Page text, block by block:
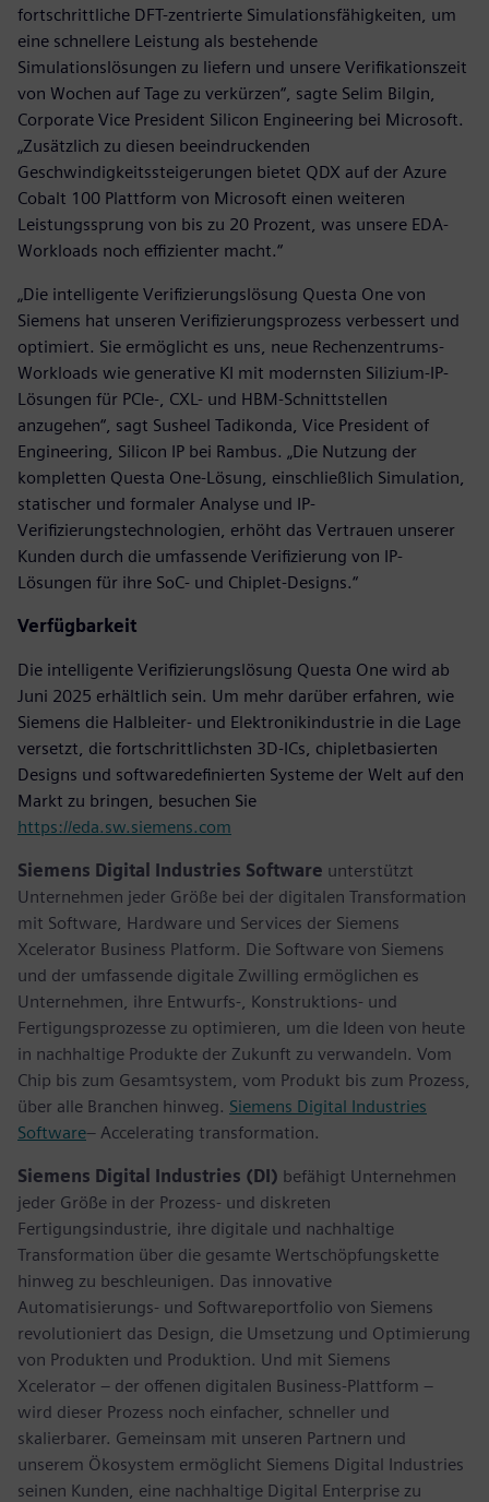
fortschrittliche DFT-zentrierte Simulationsfähigkeiten, um
eine schnellere Leistung als bestehende
Simulationslösungen zu liefern und unsere Verifikationszeit
von Wochen auf Tage zu verkürzen“, sagte Selim Bilgin,
Corporate Vice President Silicon Engineering bei Microsoft.
„Zusätzlich zu diesen beeindruckenden
Geschwindigkeitssteigerungen bietet QDX auf der Azure
Cobalt 100 Plattform von Microsoft einen weiteren
Leistungssprung von bis zu 20 Prozent, was unsere EDA-
Workloads noch effizienter macht.“
„Die intelligente Verifizierungslösung Questa One von
Siemens hat unseren Verifizierungsprozess verbessert und
optimiert. Sie ermöglicht es uns, neue Rechenzentrums-
Workloads wie generative KI mit modernsten Silizium-IP-
Lösungen für PCIe-, CXL- und HBM-Schnittstellen
anzugehen“, sagt Susheel Tadikonda, Vice President of
Engineering, Silicon IP bei Rambus. „Die Nutzung der
kompletten Questa One-Lösung, einschließlich Simulation,
statischer und formaler Analyse und IP-
Verifizierungstechnologien, erhöht das Vertrauen unserer
Kunden durch die umfassende Verifizierung von IP-
Lösungen für ihre SoC- und Chiplet-Designs.“
Verfügbarkeit
Die intelligente Verifizierungslösung Questa One wird ab
Juni 2025 erhältlich sein. Um mehr darüber erfahren, wie
Siemens die Halbleiter- und Elektronikindustrie in die Lage
versetzt, die fortschrittlichsten 3D-ICs, chipletbasierten
Designs und softwaredefinierten Systeme der Welt auf den
Markt zu bringen, besuchen Sie
https://eda.sw.siemens.com
Siemens Digital Industries Software unterstützt
Unternehmen jeder Größe bei der digitalen Transformation
mit Software, Hardware und Services der Siemens
Xcelerator Business Platform. Die Software von Siemens
und der umfassende digitale Zwilling ermöglichen es
Unternehmen, ihre Entwurfs-, Konstruktions- und
Fertigungsprozesse zu optimieren, um die Ideen von heute
in nachhaltige Produkte der Zukunft zu verwandeln. Vom
Chip bis zum Gesamtsystem, vom Produkt bis zum Prozess,
über alle Branchen hinweg. Siemens Digital Industries
Software– Accelerating transformation.
Siemens Digital Industries (DI) befähigt Unternehmen
jeder Größe in der Prozess- und diskreten
Fertigungsindustrie, ihre digitale und nachhaltige
Transformation über die gesamte Wertschöpfungskette
hinweg zu beschleunigen. Das innovative
Automatisierungs- und Softwareportfolio von Siemens
revolutioniert das Design, die Umsetzung und Optimierung
von Produkten und Produktion. Und mit Siemens
Xcelerator – der offenen digitalen Business-Plattform –
wird dieser Prozess noch einfacher, schneller und
skalierbarer. Gemeinsam mit unseren Partnern und
unserem Ökosystem ermöglicht Siemens Digital Industries
seinen Kunden, eine nachhaltige Digital Enterprise zu